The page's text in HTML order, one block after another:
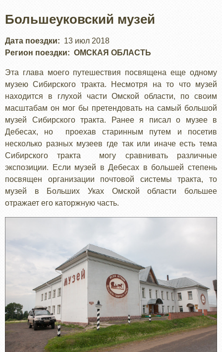
Большеуковский музей
Дата поездки
13 июл 2018
Регион поездки
ОМСКАЯ ОБЛАСТЬ
Эта глава моего путешествия посвящена еще одному
музею Сибирского тракта. Несмотря на то что музей
находится в глухой части Омской области, по своим
масштабам он мог бы претендовать на самый большой
музей Сибирского тракта. Ранее я писал о музее в
Дебесах, но проехав старинным путем и посетив
несколько разных музеев где так или иначе есть тема
Сибирского тракта могу сравнивать различные
экспозиции. Если музей в Дебесах в большей степень
посвящен организации почтовой системы тракта, то
музей в Больших Уках Омской области большее
отражает его каторжную часть.